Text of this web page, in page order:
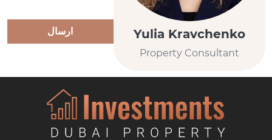
Yulia Kravchenko
Property Consultant
ارسال